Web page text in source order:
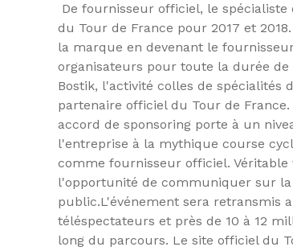
De fournisseur officiel, le
du Tour de France pour 2017 et
la marque en devenant le
organisateurs pour toute la durée de
Bostik, l'activité colles de spécialités
partenaire officiel du Tour de
accord de sponsoring porte à un
l'entreprise à la mythique course
comme fournisseur officiel.
l'opportunité de communiquer sur
public.L'événement sera retransmis
téléspectateurs et près de 10 à 12
long du parcours. Le site officiel du